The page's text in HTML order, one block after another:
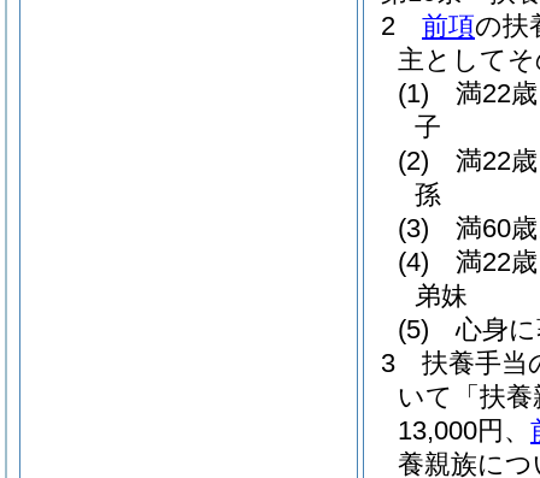
2
前項の扶
主として
(1)
満22
子
(2)
満22
孫
(3)
満60
(4)
満22
弟妹
(5)
心身
3
扶養手当
いて「扶
13,000円、
養親族に